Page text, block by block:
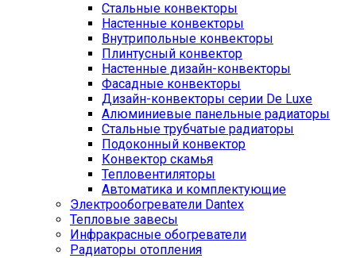
Стальные конвекторы
Настенные конвекторы
Внутрипольные конвекторы
Плинтусный конвектор
Настенные дизайн-конвекторы
Фасадные конвекторы
Дизайн-конвекторы серии De Luxe
Алюминиевые панельные радиаторы
Стальные трубчатые радиаторы
Подоконный конвектор
Конвектор скамья
Тепловентиляторы
Автоматика и комплектующие
Электрообогреватели Dantex
Тепловые завесы
Инфракрасные обогреватели
Радиаторы отопления